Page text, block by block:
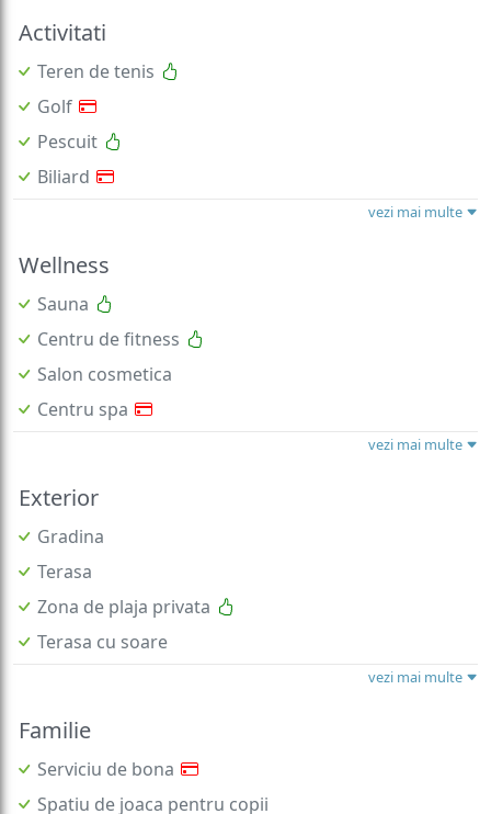
Activitati
Teren de tenis
Golf
Pescuit
Biliard
vezi mai multe
Wellness
Sauna
Centru de fitness
Salon cosmetica
Centru spa
vezi mai multe
Exterior
Gradina
Terasa
Zona de plaja privata
Terasa cu soare
vezi mai multe
Familie
Serviciu de bona
Spatiu de joaca pentru copii